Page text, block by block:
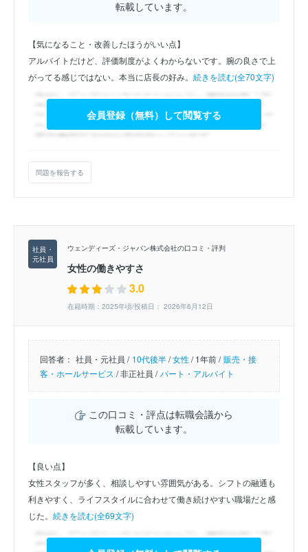
転載しています。
【気になること・改善したほうがいい点】
アルバイトだけど、評価制度がよくわからないです。腕の良さで上
がってる感じではない。本当に店長の好み。 続きを読む(全70文字)
会員登録（無料）して閲覧する
問題を報告する
ウェンディーズ・ジャパン株式会社の口コミ・評判
女性の働きやすさ
3.0
在籍時期：2025年頃/投稿日： 2026年6月12日
回答者： 社員・元社員 / 10代後半/女性/1年前 / 販売・接
客・ホールサービス /非正社員 / パート・アルバイト
この口コミ・評点は転職会議から
転載しています。
【良い点】
女性スタッフが多く、相談しやすい雰囲気がある。シフトの融通も
利きやすく、ライフスタイルに合わせて働き続けやすい職場だと感
じた。 続きを読む(全69文字)